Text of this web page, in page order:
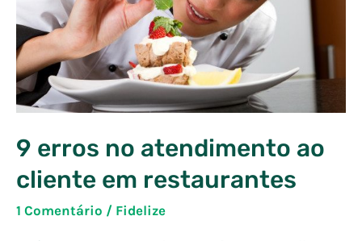
9 erros no atendimento ao
cliente em restaurantes
1 Comentário / Fidelize